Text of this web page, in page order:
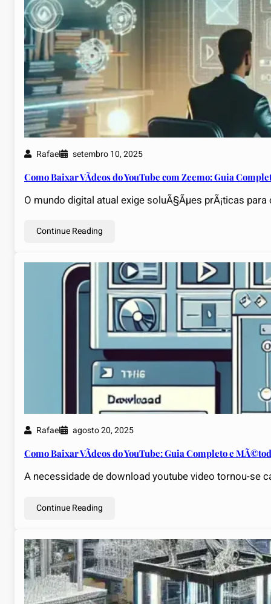
Rafael setembro 10, 2025
Como Baixar VÃ­deos do YouTube com Zeemo: Guia
O mundo digital atual exige soluÃ§Ãµes prÃ¡ticas
Continue Reading
Rafael agosto 20, 2025
Como Baixar VÃ­deos do YouTube: Guia Completo e
A necessidade de download youtube video tornou-se
Continue Reading